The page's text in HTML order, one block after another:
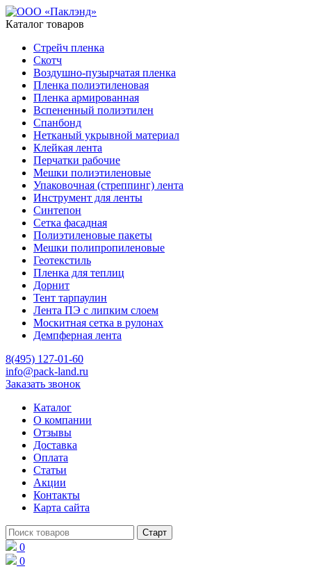
Каталог товаров
Стрейч пленка
Скотч
Воздушно-пузырчатая пленка
Пленка полиэтиленовая
Пленка армированная
Вспененный полиэтилен
Спанбонд
Нетканый укрывной материал
Клейкая лента
Перчатки рабочие
Мешки полиэтиленовые
Упаковочная (стреппинг) лента
Инструмент для ленты
Синтепон
Сетка фасадная
Полиэтиленовые пакеты
Мешки полипропиленовые
Геотекстиль
Пленка для теплиц
Дорнит
Тент тарпаулин
Лента ПЭ с липким слоем
Москитная сетка в рулонах
Демпферная лента
8(495) 127-01-60
info@pack-land.ru
Заказать звонок
Каталог
О компании
Отзывы
Доставка
Оплата
Статьи
Акции
Контакты
Карта сайта
0
0